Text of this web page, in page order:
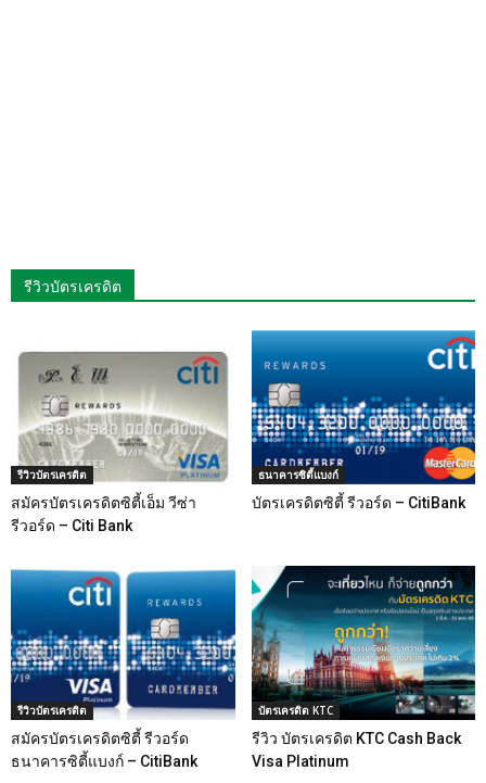
รีวิวบัตรเครดิต
รีวิวบัตรเครดิต
สมัครบัตรเครดิตซิตี้เอ็ม วีซ่า
รีวอร์ด – Citi Bank
ธนาคารซิตี้แบงก์
บัตรเครดิตซิตี้ รีวอร์ด – CitiBank
รีวิวบัตรเครดิต
สมัครบัตรเครดิตซิตี้ รีวอร์ด
ธนาคารซิตี้แบงก์ – CitiBank
บัตรเครดิต KTC
รีวิว บัตรเครดิต KTC Cash Back
Visa Platinum